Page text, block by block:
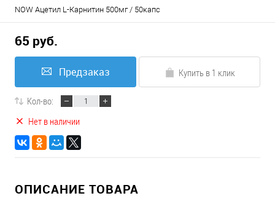
NOW Ацетил L-Карнитин 500мг / 50капс
65 руб.
Предзаказ Купить в 1 клик
Кол-во:
Нет в наличии
ОПИСАНИЕ ТОВАРА